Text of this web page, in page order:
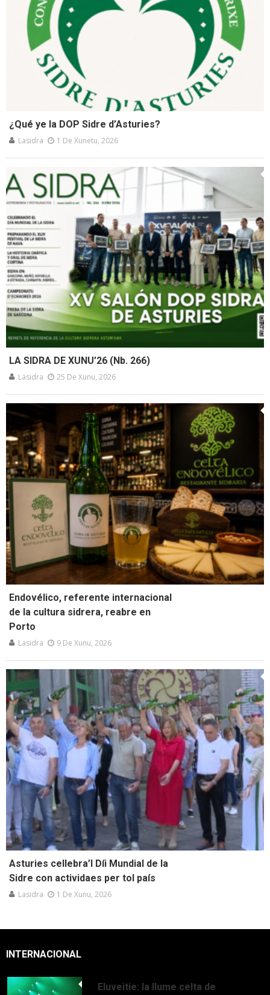
¿Qué ye la DOP Sidre d’Asturies?
Lasidra 1 De Xunetu, 2026
LA SIDRA DE XUNU’26 (Nb. 266)
Lasidra 25 De Xunu, 2026
Endovélico, referente internacional
de la cultura sidrera, reabre en
Porto
Lasidra 9 De Xunu, 2026
Asturies cellebra’l Díi Mundial de la
Sidre con actividaes per tol país
Lasidra 1 De Xunu, 2026
INTERNACIONAL
Eluveitie: la llume celta de